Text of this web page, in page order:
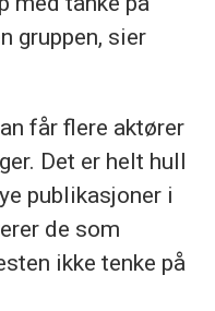
gruppen, sier
får flere aktører
Det er helt hull
publikasjoner i
de som
ikke tenke på